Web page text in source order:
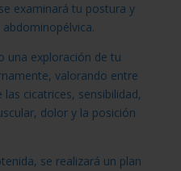
examinará tu postura y
una exploración de tu
valorando entre
cicatrices, sensibilidad,
dolor y la posición
se realizará un plan